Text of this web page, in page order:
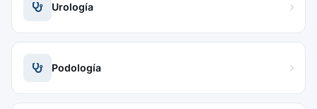
Urología
Podología